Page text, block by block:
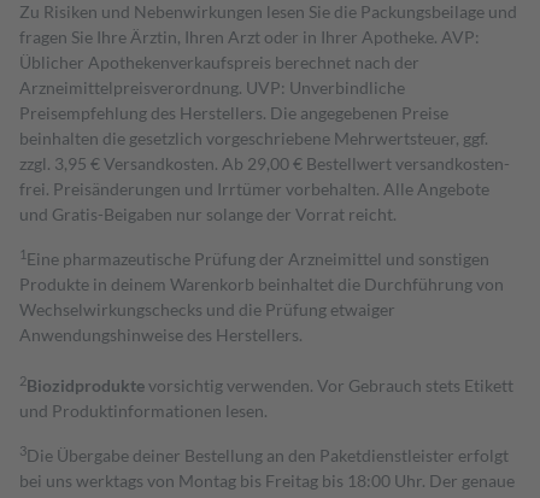
Zu Risiken und Nebenwirkungen lesen Sie die Packungsbeilage und
fragen Sie Ihre Ärztin, Ihren Arzt oder in Ihrer Apotheke. AVP:
Üblicher Apothekenverkaufspreis berechnet nach der
Arzneimittelpreisverordnung. UVP: Unverbindliche
Preisempfehlung des Herstellers. Die angegebenen Preise
beinhalten die gesetzlich vorgeschriebene Mehrwertsteuer, ggf.
zzgl. 3,95 € Versandkosten. Ab 29,00 € Bestell­wert versand­kosten­
frei. Preisänderungen und Irrtümer vorbehalten. Alle Angebote
und Gratis-Beigaben nur solange der Vorrat reicht.
1 Eine pharmazeutische Prüfung der Arzneimittel und sonstigen
Produkte in deinem Warenkorb beinhaltet die Durchführung von
Wechselwirkungschecks und die Prüfung etwaiger
Anwendungshinweise des Herstellers.
2Biozidproduktevorsichtig verwenden. Vor Gebrauch stets Etikett
und Produktinformationen lesen.
3Die Übergabe deiner Bestellung an den Paketdienstleister erfolgt
bei uns werktags von Montag bis Freitag bis 18:00 Uhr. Der genaue